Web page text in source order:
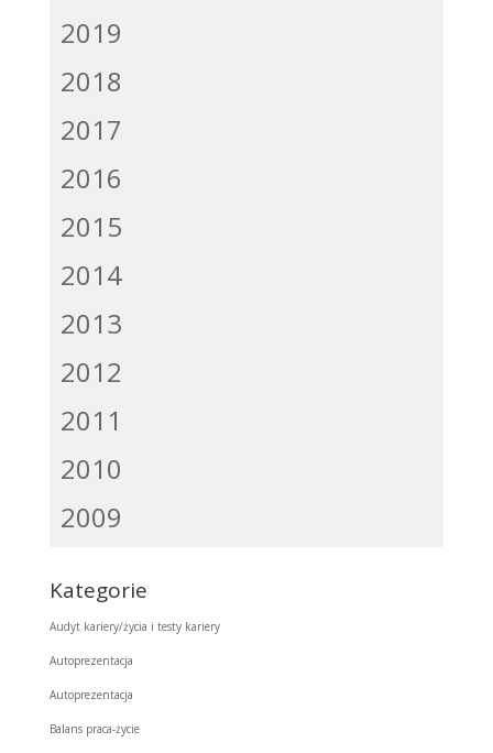
2019
2018
2017
2016
2015
2014
2013
2012
2011
2010
2009
Kategorie
Audyt kariery/życia i testy kariery
Autoprezentacja
Autoprezentacja
Balans praca-życie